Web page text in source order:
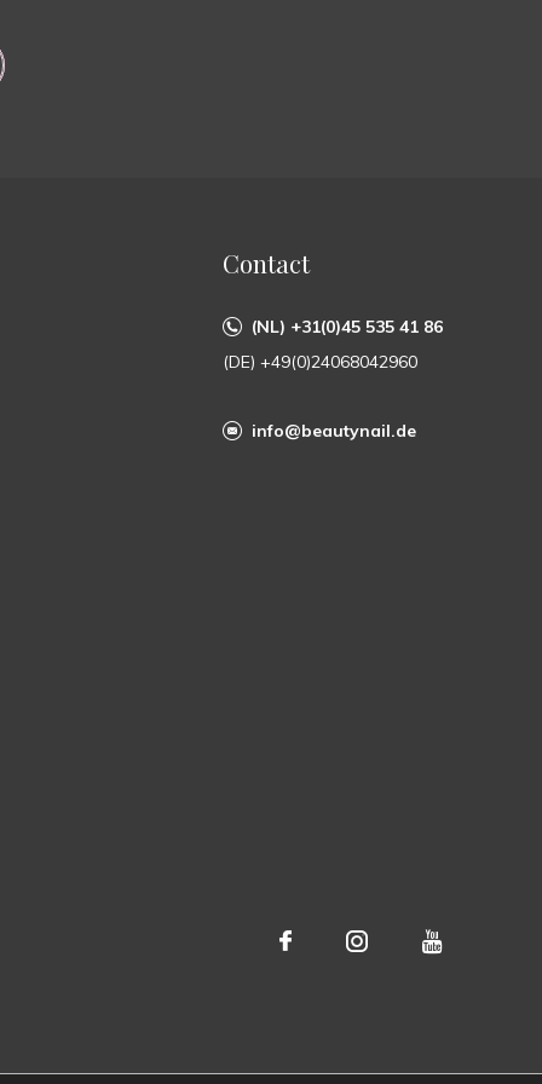
Contact
(NL) +31(0)45 535 41 86
(DE) +49(0)24068042960
info@beautynail.de